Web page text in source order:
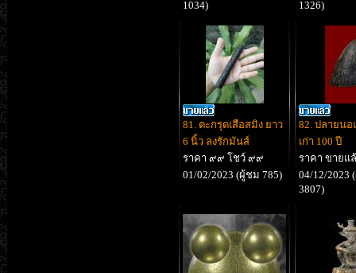
1034)
1326)
81. ตะกรุดเสือสมิง ยาว
6 นิ้ว ลงรักมันส์
ราคา ๙๙ โชว์ ๙๙
01/02/2023 (ผู้ชม 785)
82. ปลายนอ
เก่า 100 ปี
ราคา ขายแ
04/12/2023
3807)